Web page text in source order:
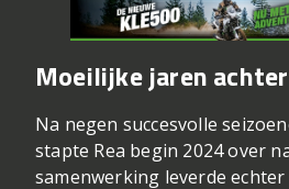
Moeilijke jaren
Na negen succesvolle
stapte Rea begin 2024 over
samenwerking leverde